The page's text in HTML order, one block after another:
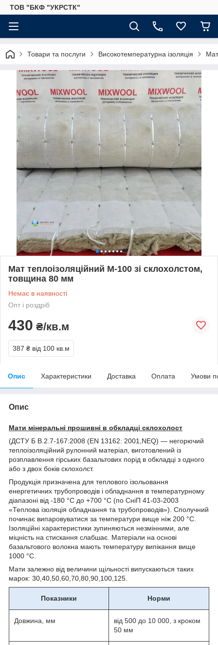
ТОВ "БКФ "УКРСТК"
Товари та послуги Високотемпературна ізоляція
Мат теплоізоляційний М-100 зі склохолстом,
товщина 80 мм
Немає в наявності
Опт і роздріб
430 ₴/кв.м
387 ₴ від 100 кв.м
Опис Характеристики Доставка Оплата Умови
Опис
Мати мінеральні прошивні в обкладці склохолост
(ДСТУ Б В.2.7-167:2008 (EN 13162: 2001,NEQ) — негорючий
теплоізоляційний рулонний матеріал, виготовлений із
розплавлення гірських базальтових порід в обкладці з одного
або з двох боків склохолст.
Продукція призначена для теплового ізольовання
енергетичних трубопроводів і обладнання в температурному
діапазоні від -180 °C до +700 °C (по СніП 41-03-2003
«Теплова ізоляція обладнання та трубопроводів»). Сполучний
починає випаровуватися за температури вище ніж 200 °C.
Ізоляційні характеристики зупиняються незмінними, але
міцність на стискання слабшає. Матеріали на основі
базальтового волокна мають температуру випікання вище
1000 °C.
Мати залежно від величини щільності випускаються таких
марок: 30,40,50,60,70,80,90,100,125.
Показники Норми
Довжина, мм
від 500 до 10 000, з кроком
50 мм